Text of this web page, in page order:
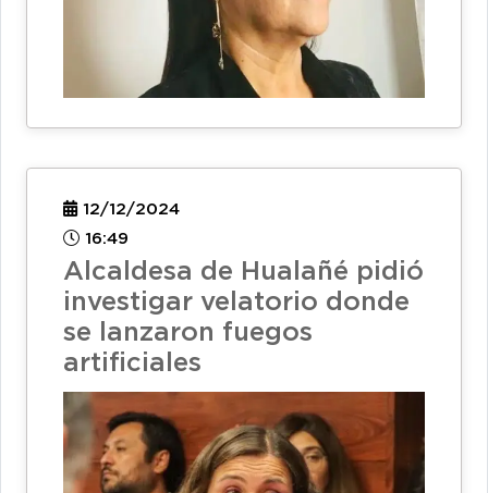
12/12/2024
16:49
Alcaldesa de Hualañé pidió
investigar velatorio donde
se lanzaron fuegos
artificiales